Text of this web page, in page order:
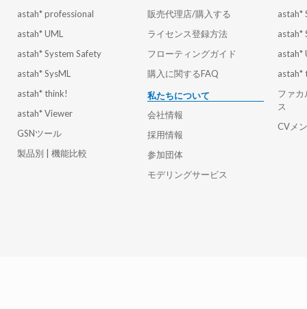
astah* professional
astah* UML
astah* System Safety
astah* SysML
astah* think!
astah* Viewer
GSNツール
製品別 | 機能比較
販売代理店/購入する
ライセンス登録方法
フローティングガイド
購入に関するFAQ
私たちについて
会社情報
採用情報
参加団体
モデリングサービス
astah*
astah*
astah*
astah*
ファカ
ス
CVメ